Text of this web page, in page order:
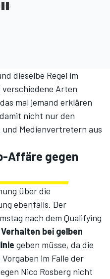
dieselbe Regel im
Arten
mal jemand erklären
nicht nur den
und Medienvertretern aus
Affäre gegen
über die
ebenfalls. Der
nach dem Qualifying
bei gelben
geben müsse, da die
im Falle der
Nico Rosberg nicht